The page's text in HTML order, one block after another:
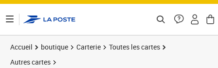
Accueil boutique Carterie
Toutes les cartes
Autres cartes